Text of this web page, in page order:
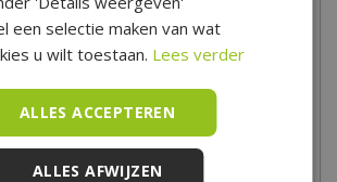
kun je in onze winkel de grootse
Een groot aanbod aan tuinmeubelen,
tuinkussens en toebehoren zijn hier
opgesteld. Tijdens een bezoek aan onze
een selectie maken van wat
u wilt toestaan. Lees verder
ALLES ACCEPTEREN
ALLES AFWIJZEN